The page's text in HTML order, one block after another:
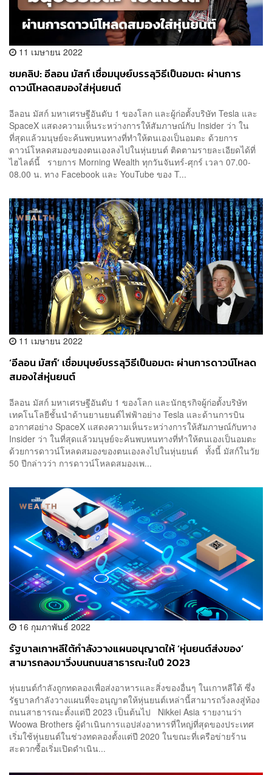
11 เมษายน 2022
ชมคลิป: อีลอน มัสก์ เชื่อมนุษย์บรรลุวิธีเป็นอมตะ ผ่านการ
ดาวน์โหลดสมองใส่หุ่นยนต์
อีลอน มัสก์ มหาเศรษฐีอันดับ 1 ของโลก และผู้ก่อตั้งบริษัท Tesla และ
SpaceX แสดงความเห็นระหว่างการให้สัมภาษณ์กับ Insider ว่า ใน
ที่สุดแล้วมนุษย์จะค้นพบหนทางที่ทำให้ตนเองเป็นอมตะ ด้วยการ
ดาวน์โหลดสมองของตนเองลงไปในหุ่นยนต์ ติดตามรายละเอียดได้ที่
ไฮไลต์นี้ รายการ Morning Wealth ทุกวันจันทร์-ศุกร์ เวลา 07.00-
08.00 น. ทาง Facebook และ YouTube ของ T...
11 เมษายน 2022
‘อีลอน มัสก์’ เชื่อมนุษย์บรรลุวิธีเป็นอมตะ ผ่านการดาวน์โหลด
สมองใส่หุ่นยนต์
อีลอน มัสก์ มหาเศรษฐีอันดับ 1 ของโลก และนักธุรกิจผู้ก่อตั้งบริษัท
เทคโนโลยีชั้นนำด้านยานยนต์ไฟฟ้าอย่าง Tesla และด้านการบิน
อวกาศอย่าง SpaceX แสดงความเห็นระหว่างการให้สัมภาษณ์กับทาง
Insider ว่า ในที่สุดแล้วมนุษย์จะค้นพบหนทางที่ทำให้ตนเองเป็นอมตะ
ด้วยการดาวน์โหลดสมองของตนเองลงไปในหุ่นยนต์ ทั้งนี้ มัสก์ในวัย
50 ปีกล่าวว่า การดาวน์โหลดสมองเพ...
16 กุมภาพันธ์ 2022
รัฐบาลเกาหลีใต้กำลังวางแผนอนุญาตให้ ‘หุ่นยนต์ส่งของ’
สามารถลงมาวิ่งบนถนนสาธารณะในปี 2023
หุ่นยนต์กำลังถูกทดลองเพื่อส่งอาหารและสิ่งของอื่นๆ ในเกาหลีใต้ ซึ่ง
รัฐบาลกำลังวางแผนที่จะอนุญาตให้หุ่นยนต์เหล่านี้สามารถวิ่งลงสู่ท้อง
ถนนสาธารณะตั้งแต่ปี 2023 เป็นต้นไป Nikkei Asia รายงานว่า
Woowa Brothers ผู้ดำเนินการแอปส่งอาหารที่ใหญ่ที่สุดของประเทศ
เริ่มใช้หุ่นยนต์ในช่วงทดลองตั้งแต่ปี 2020 ในขณะที่เครือข่ายร้าน
สะดวกซื้อเริ่มเปิดดำเนิน...